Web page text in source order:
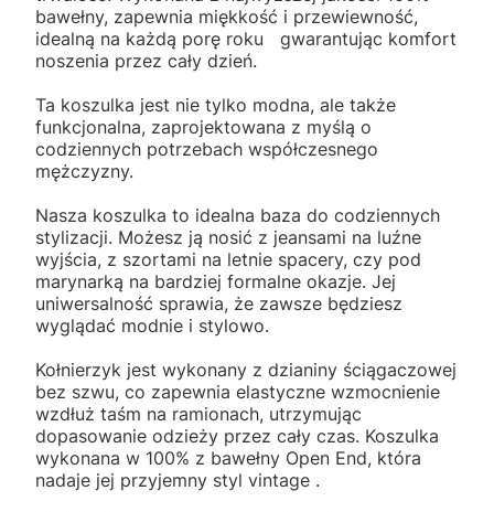
bawełny, zapewnia miękkość i przewiewność,
idealną na każdą porę roku gwarantując komfort
noszenia przez cały dzień.
Ta koszulka jest nie tylko modna, ale także
funkcjonalna, zaprojektowana z myślą o
codziennych potrzebach współczesnego
mężczyzny.
Nasza koszulka to idealna baza do codziennych
stylizacji. Możesz ją nosić z jeansami na luźne
wyjścia, z szortami na letnie spacery, czy pod
marynarką na bardziej formalne okazje. Jej
uniwersalność sprawia, że zawsze będziesz
wyglądać modnie i stylowo.
Kołnierzyk jest wykonany z dzianiny ściągaczowej
bez szwu, co zapewnia elastyczne wzmocnienie
wzdłuż taśm na ramionach, utrzymując
dopasowanie odzieży przez cały czas. Koszulka
wykonana w 100% z bawełny Open End, która
nadaje jej przyjemny styl vintage .